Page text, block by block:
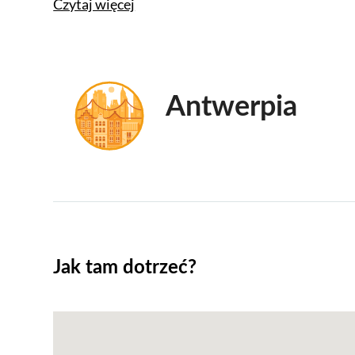
Czytaj więcej
Antwerpia
Jak tam dotrzeć?